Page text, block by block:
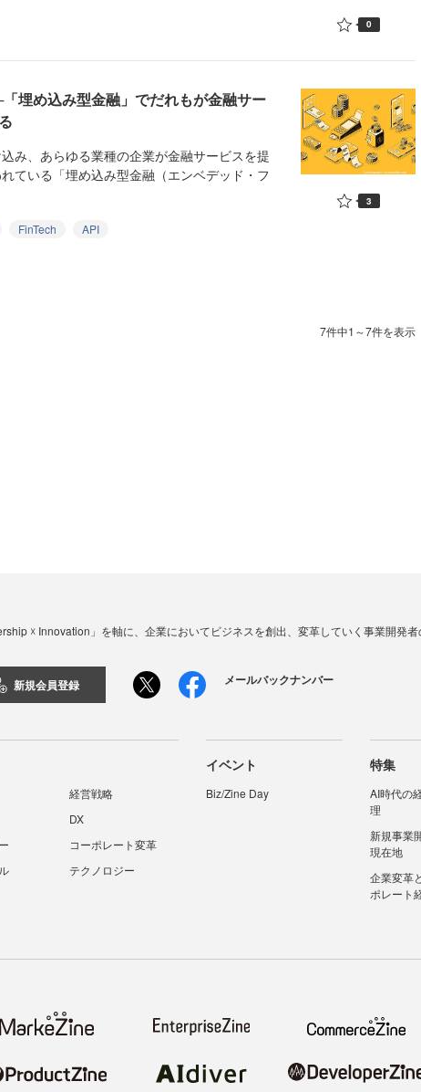
0
埋め込み型金融」でだれもが金融サー
み、あらゆる業種の企業が金融サービスを提
ている「埋め込み型金融（エンベデッド・フ
FinTech
API
3
7件中1～7件を表示
☓ Innovation」を軸に、企業においてビジネスを創出、変革していく事業開発者
新規会員登録 メールバックナンバー
経営戦略
DX
コーポレート変革
テクノロジー
イベント
Biz/Zine Day
特集
AI時代の
理
新規事業
現在地
企業変革
ポレート